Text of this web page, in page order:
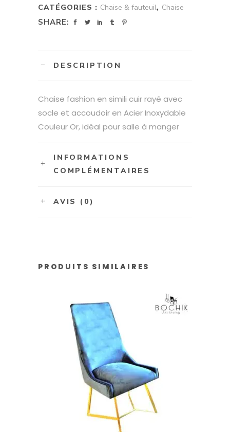
CATÉGORIES : Chaise & fauteuil, Chaise
SHARE:
DESCRIPTION
Chaise fashion en simili cuir rayé avec
socle et accoudoir en Acier Inoxydable
Couleur Or, idéal pour salle à manger
INFORMATIONS
COMPLÉMENTAIRES
AVIS (0)
PRODUITS SIMILAIRES
AJOUTER AU PANIER